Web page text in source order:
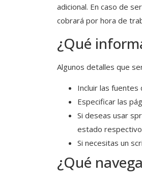
adicional. En caso de
cobrará por hora de
¿Qué
Algunos detalles que
Incluir las fuentes
Especificar las
Si deseas usar
estado respectivo
Si necesitas un
¿Qué